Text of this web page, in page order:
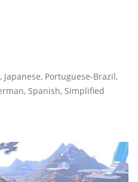
Portuguese-Brazil,
Spanish, Simplified